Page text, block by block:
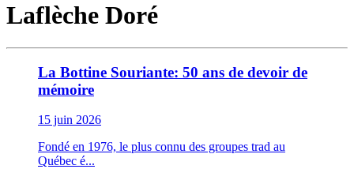
Laflèche Doré
La Bottine Souriante: 50 ans de devoir de
mémoire
15 juin 2026
Fondé en 1976, le plus connu des groupes trad au
Québec é...